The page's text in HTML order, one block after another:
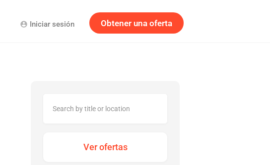
Obtener una oferta
account_circle Iniciar sesión